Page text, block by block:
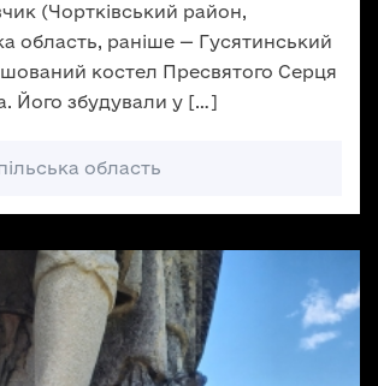
(Чортківський район,
область, раніше — Гусятинський
костел Пресвятого Серця
Його збудували у […]
область